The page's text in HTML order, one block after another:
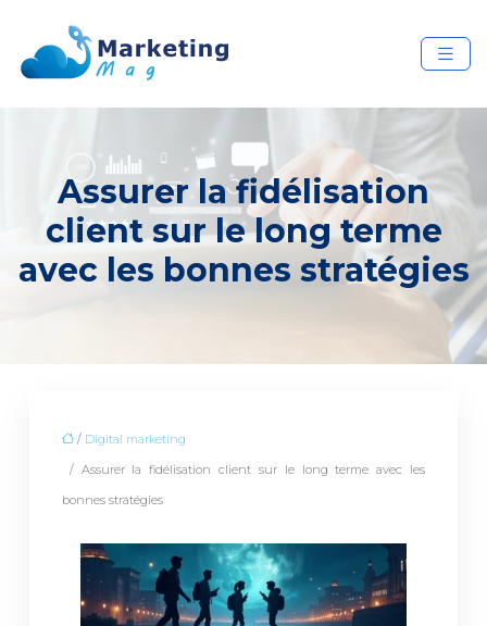
Assurer la fidélisation
client sur le long terme
avec les bonnes stratégies
/ Digital marketing
/ Assurer la fidélisation client sur le long terme avec les
bonnes stratégies